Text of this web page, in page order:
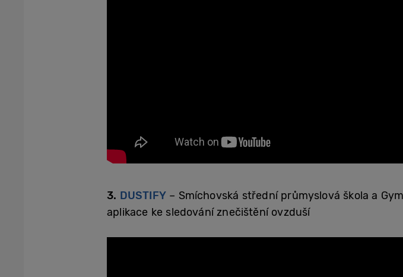
3. DUSTIFY– Smíchovská střední průmyslová škola a
aplikace ke sledování znečištění ovzduší